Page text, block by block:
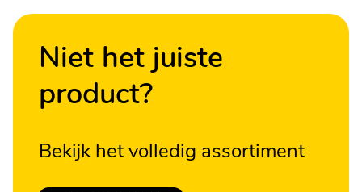
Niet het juiste
product?
Bekijk het volledig assortiment